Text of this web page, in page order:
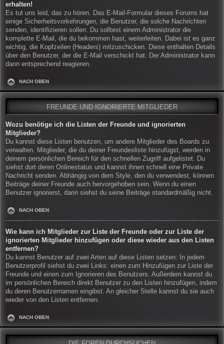
erhalten!
Es tut uns leid, das zu hören. Das E-Mail-Formular dieses Forums hat
einige Sicherheitsvorkehrungen, die Benutzer, die solche Nachrichten
senden, identifizieren sollen. Du solltest einem Administrator die
komplette E-Mail, die du bekommen hast, weiterleiten. Dabei ist es ganz
wichtig, die Kopfzeilen (Headers) mitzuschicken. Diese enthalten Details
über den Benutzer, der die E-Mail verschickt hat. Der Administrator kann
dann entsprechend reagieren.
NACH OBEN
FREUNDE UND IGNORIERTE MITGLIEDER
Wozu benötige ich die Listen der Freunde und ignorierten
Mitglieder?
Du kannst diese Listen benutzen, um andere Mitglieder des Boards zu
verwalten. Mitglieder, die du deiner Freundesliste hinzufügst, werden in
deinem persönlichen Bereich für den schnellen Zugriff aufgelistet. Du
siehst dort deren Onlinestatus und kannst ihnen schnell eine Private
Nachricht senden. Abhängig von dem Style, den du verwendest, können
Beiträge deiner Freunde auch hervorgehoben sein. Wenn du einen
Benutzer ignorierst, dann siehst du seine Beiträge standardmäßig nicht.
NACH OBEN
Wie kann ich Mitglieder zur Liste der Freunde oder zur Liste der
ignorierten Mitglieder hinzufügen oder diese wieder aus den Listen
entfernen?
Du kannst Benutzer auf zwei Arten auf diese Listen setzen: In jedem
Benutzerprofil siehst du zwei Links: einen zum Hinzufügen zur Liste der
Freunde und einen zum Ignorieren des Benutzers. Außerdem kannst du
im persönlichen Bereich direkt Benutzer zu den Listen hinzufügen, indem
du deren Benutzernamen eingibst. An gleicher Stelle kannst du sie auch
wieder von den Listen entfernen.
NACH OBEN